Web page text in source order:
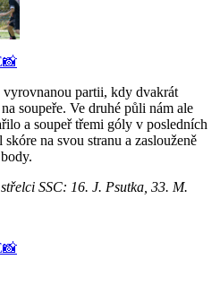
partii, kdy dvakrát
soupeře. Ve druhé půli nám ale
a soupeř třemi góly v posledních
na svou stranu a zaslouženě
SSC: 16. J. Psutka, 33. M.